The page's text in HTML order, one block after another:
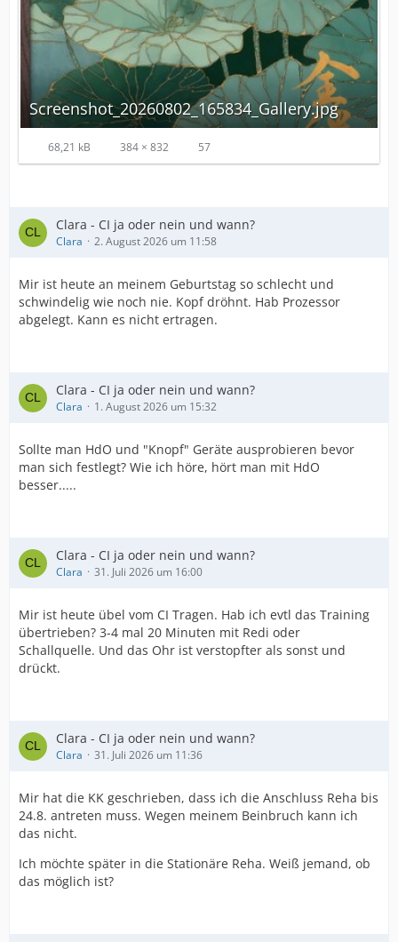
Screenshot_20260802_165834_Gallery.jpg
68,21 kB 384 × 832 57
Clara - CI ja oder nein und wann?
Clara 2. August 2026 um 11:58
Mir ist heute an meinem Geburtstag so schlecht und
schwindelig wie noch nie. Kopf dröhnt. Hab Prozessor
abgelegt. Kann es nicht ertragen.
Clara - CI ja oder nein und wann?
Clara 1. August 2026 um 15:32
Sollte man HdO und "Knopf" Geräte ausprobieren bevor
man sich festlegt? Wie ich höre, hört man mit HdO
besser.....
Clara - CI ja oder nein und wann?
Clara 31. Juli 2026 um 16:00
Mir ist heute übel vom CI Tragen. Hab ich evtl das Training
übertrieben? 3-4 mal 20 Minuten mit Redi oder
Schallquelle. Und das Ohr ist verstopfter als sonst und
drückt.
Clara - CI ja oder nein und wann?
Clara 31. Juli 2026 um 11:36
Mir hat die KK geschrieben, dass ich die Anschluss Reha bis
24.8. antreten muss. Wegen meinem Beinbruch kann ich
das nicht.
Ich möchte später in die Stationäre Reha. Weiß jemand, ob
das möglich ist?